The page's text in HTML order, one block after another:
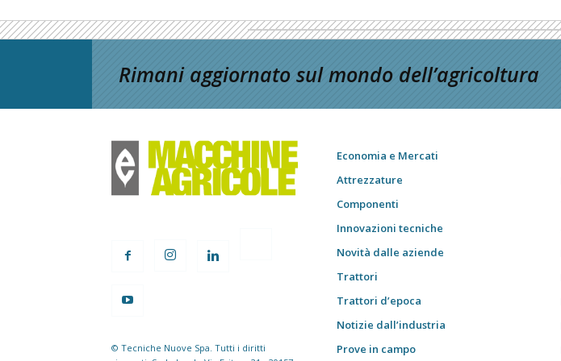
Rimani aggiornato sul mondo dell’agricoltura
© Tecniche Nuove Spa. Tutti i diritti
Economia e Mercati
Attrezzature
Componenti
Innovazioni tecniche
Novità dalle aziende
Trattori
Trattori d’epoca
Notizie dall’industria
Prove in campo